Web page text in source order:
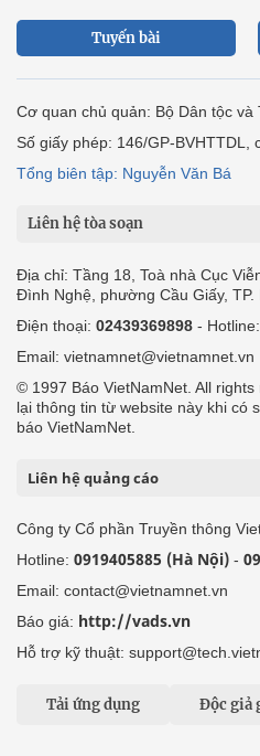
Tuyến bài
Cơ quan chủ quản: Bộ Dân tộc và
Số giấy phép: 146/GP-BVHTTDL,
Tổng biên tập: Nguyễn Văn Bá
Liên hệ tòa soạn
Địa chỉ: Tầng 18, Toà nhà Cục
Đình Nghệ, phường Cầu Giấy, TP.
Điện thoại: 02439369898 - Hotline:
Email: vietnamnet@vietnamnet.vn
© 1997 Báo VietNamNet. All
lại thông tin từ website này khi có
báo VietNamNet.
Liên hệ quảng cáo
Công ty Cổ phần Truyền thông
Hotline: 0919405885 (Hà Nội) -
Email: contact@vietnamnet.vn
Báo giá: http://vads.vn
Hỗ trợ kỹ thuật:
Tải ứng dụng Độc giả